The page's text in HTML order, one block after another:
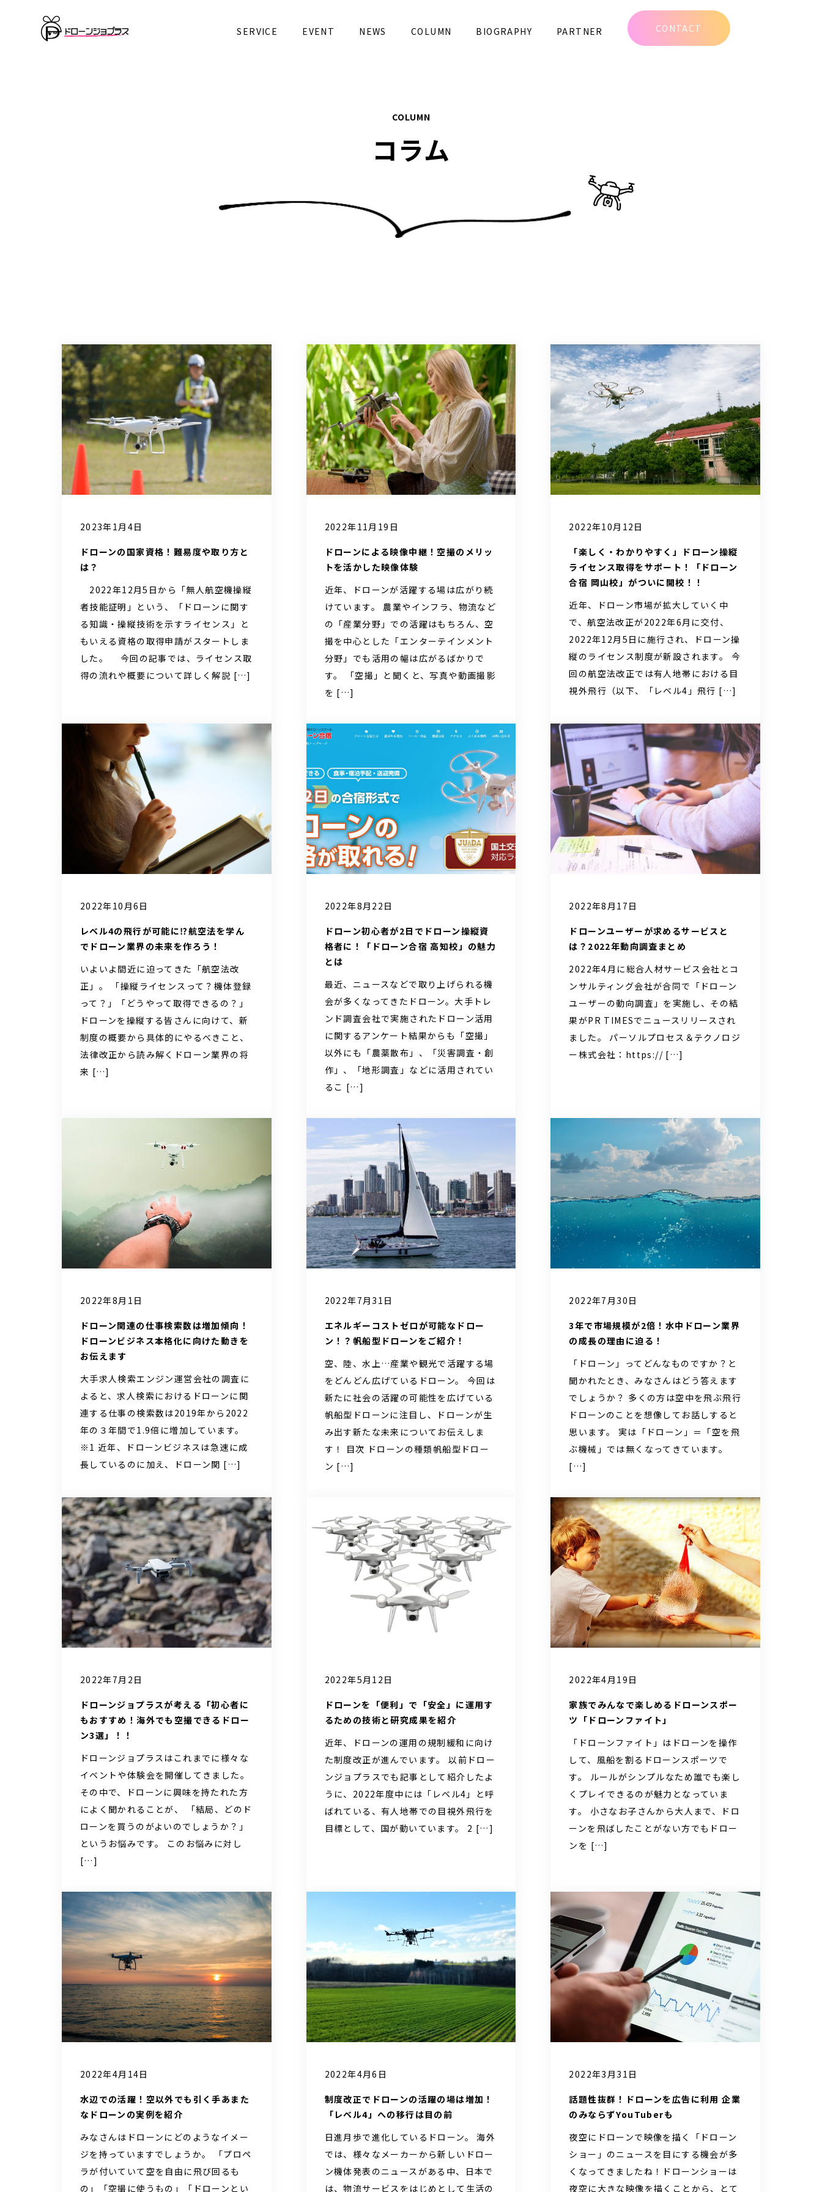
SERVICE EVENT NEWS COLUMN BIOGRAPHY PARTNER CONTACT
コラム
ドローンの国家資格！難易度や取り方と
は？
2023年1月4日
2022年12月5日から「無人航空機操縦
者技能証明」という、「ドローンに関す
る知識・操縦技術を示すライセンス」と
もいえる資格の取得申請がスタートしま
した。 今回の記事では、ライセンス取
得の流れや概要について詳しく解説 […]
ドローンによる映像中継！空撮のメリッ
トを活かした映像体験
2022年11月19日
近年、ドローンが活躍する場は広がり続
けています。 農業やインフラ、物流など
の「産業分野」での活躍はもちろん、空
撮を中心とした「エンターテインメント
分野」でも活用の幅は広がるばかりで
す。 「空撮」と聞くと、写真や動画撮影
を […]
「楽しく・わかりやすく」ドローン操縦
ライセンス取得をサポート！「ドローン
合宿 岡山校」がついに開校！！
2022年10月12日
近年、ドローン市場が拡大していく中
で、航空法改正が2022年6月に交付、
2022年12月5日に施行され、ドローン操
縦のライセンス制度が新設されます。 今
回の航空法改正では有人地帯における目
視外飛行（以下、「レベル4」飛行 […]
レベル4の飛行が可能に⁉航空法を学ん
でドローン業界の未来を作ろう！
2022年10月6日
いよいよ間近に迫ってきた「航空法改
正」。 「操縦ライセンスって？機体登録
って？」「どうやって取得できるの？」
ドローンを操縦する皆さんに向けて、新
制度の概要から具体的にやるべきこと、
法律改正から読み解くドローン業界の将
来 […]
ドローン初心者が2日でドローン操縦資
格者に！「ドローン合宿 高知校」の魅力
とは
2022年8月22日
最近、ニュースなどで取り上げられる機
会が多くなってきたドローン。大手トレ
ンド調査会社で実施されたドローン活用
に関するアンケート結果からも「空撮」
以外にも「農薬散布」、「災害調査・創
作」、「地形調査」などに活用されてい
るこ […]
ドローンユーザーが求めるサービスと
は？2022年動向調査まとめ
2022年8月17日
2022年4月に総合人材サービス会社とコ
ンサルティング会社が合同で「ドローン
ユーザーの動向調査」を実施し、その結
果がPR TIMESでニュースリリースされ
ました。 パーソルプロセス＆テクノロジ
ー株式会社：https:// […]
ドローン関連の仕事検索数は増加傾向！
ドローンビジネス本格化に向けた動きを
お伝えます
2022年8月1日
大手求人検索エンジン運営会社の調査に
よると、求人検索におけるドローンに関
連する仕事の検索数は2019年から2022
年の３年間で1.9倍に増加しています。
※1 近年、ドローンビジネスは急速に成
長しているのに加え、ドローン関 […]
エネルギーコストゼロが可能なドロー
ン！？帆船型ドローンをご紹介！
2022年7月31日
空、陸、水上…産業や観光で活躍する場
をどんどん広げているドローン。 今回は
新たに社会の活躍の可能性を広げている
帆船型ドローンに注目し、ドローンが生
み出す新たな未来についてお伝えしま
す！ 目次 ドローンの種類帆船型ドロー
ン […]
3年で市場規模が2倍！水中ドローン業界
の成長の理由に迫る！
2022年7月30日
「ドローン」ってどんなものですか？と
聞かれたとき、みなさんはどう答えます
でしょうか？ 多くの方は空中を飛ぶ飛行
ドローンのことを想像してお話しすると
思います。 実は「ドローン」＝「空を飛
ぶ機械」では無くなってきています。
[…]
ドローンジョプラスが考える「初心者に
もおすすめ！海外でも空撮できるドロー
ン3選」！！
2022年7月2日
ドローンジョプラスはこれまでに様々な
イベントや体験会を開催してきました。
その中で、ドローンに興味を持たれた方
によく聞かれることが、 「結局、どのド
ローンを買うのがよいのでしょうか？」
というお悩みです。 このお悩みに対し
[…]
ドローンを「便利」で「安全」に運用す
るための技術と研究成果を紹介
2022年5月12日
近年、ドローンの運用の規制緩和に向け
た制度改正が進んでいます。 以前ドロー
ンジョプラスでも記事として紹介したよ
うに、2022年度中には「レベル4」と呼
ばれている、有人地帯での目視外飛行を
目標として、国が動いています。 2 […]
家族でみんなで楽しめるドローンスポー
ツ「ドローンファイト」
2022年4月19日
「ドローンファイト」はドローンを操作
して、風船を割るドローンスポーツで
す。 ルールがシンプルなため誰でも楽し
くプレイできるのが魅力となっていま
す。 小さなお子さんから大人まで、ドロ
ーンを飛ばしたことがない方でもドロー
ンを […]
水辺での活躍！空以外でも引く手あまた
なドローンの実例を紹介
2022年4月14日
みなさんはドローンにどのようなイメー
ジを持っていますでしょうか。 「プロペ
ラが付いていて空を自由に飛び回るも
の」「空撮に使うもの」「ドローンとい
制度改正でドローンの活躍の場は増加！
「レベル4」への移行は目の前
2022年4月6日
日進月歩で進化しているドローン。 海外
では、様々なメーカーから新しいドロー
ン機体発表のニュースがある中、日本で
は、物流サービスをはじめとして生活の
話題性抜群！ドローンを広告に利用 企業
のみならずYouTuberも
2022年3月31日
夜空にドローンで映像を描く「ドローン
ショー」のニュースを目にする機会が多
くなってきましたね！ドローンショーは
夜空に大きな映像を描くことから、とて